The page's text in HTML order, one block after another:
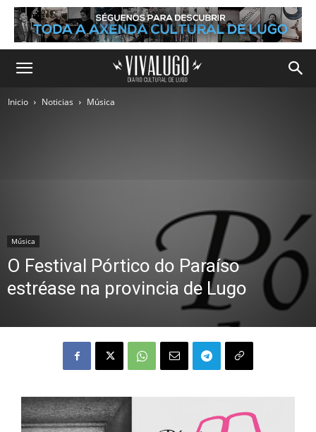
Inicio Noticias Música
Música
O Festival Pórtico do Paraíso
estréase na provincia de Lugo